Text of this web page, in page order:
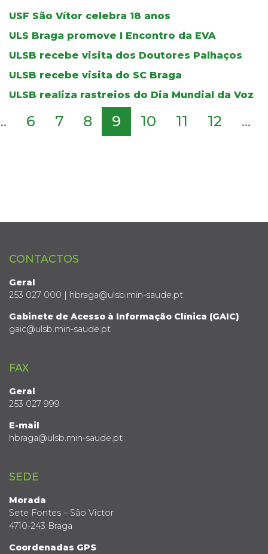
USF São Vítor celebra 18 anos
ULS Braga promove I Encontro da EVA
ULSB recebe visita dos Doutores Palhaços
ULSB recebe visita do SC Braga
ULSB realiza rastreios do Dia Mundial da Voz
6 7 8 9 10 11 12 ...
CONTACTOS
Geral
253 027 000 | hbraga@ulsb.min-saude.pt
Gabinete de Acesso à Informação Clínica (GAIC)
gaic@ulsb.min-saude.pt
FAX
Geral
253 027 999
E-mail
hbraga@ulsb.min-saude.pt
SEDE
Morada
Sete Fontes – São Victor
4710-243 Braga
Coordenadas GPS